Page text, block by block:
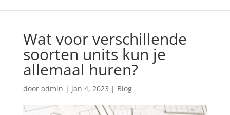
Wat voor verschillende
soorten units kun je
allemaal huren?
door admin | jan 4, 2023 | Blog